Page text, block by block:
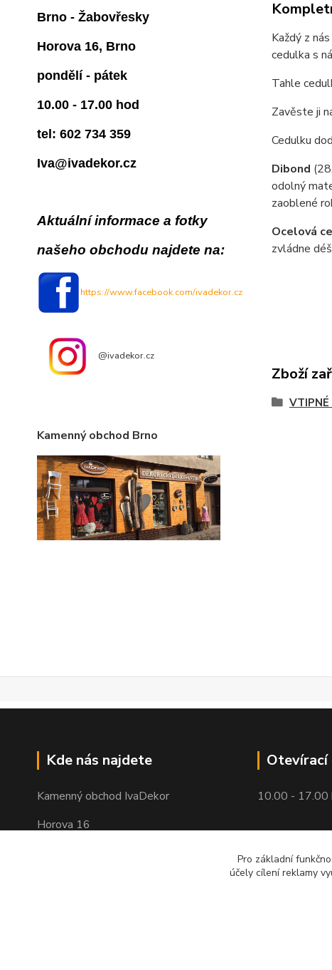
Brno - Žabovřesky
Horova 16, Brno
pondělí - pátek
10.00 - 17.00 hod
tel: 602 734 359
Iva@ivadekor.cz
Aktuální informace a fotky
našeho obchodu najdete na:
https://www.facebook.com/ivadekor.cz
@ivadekor.cz
Kamenný obchod Brno
Každý z
cedulka s
Tahle
Zavěste ji
Cedulku
Dibond
odolný
zaoblené
Ocelová
zvládne
Zboží
VTIPNÉ
Kde nás najdete
Kamenný obchod IvaDekor
Horova 16
Otevírací
10.00 - 17.00
Pro základní
účely cílení reklamy